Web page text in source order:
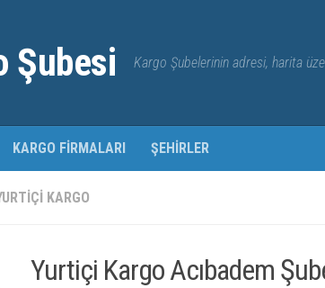
Şubesi Kargo Şubelerinin adresi, harita
KARGO FIRMALARI ŞEHIRLER
KARGO
Yurtiçi Kargo Acıbadem